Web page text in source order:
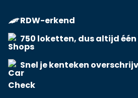
RDW-erkend
750 loketten, dus altijd
Snel je kenteken